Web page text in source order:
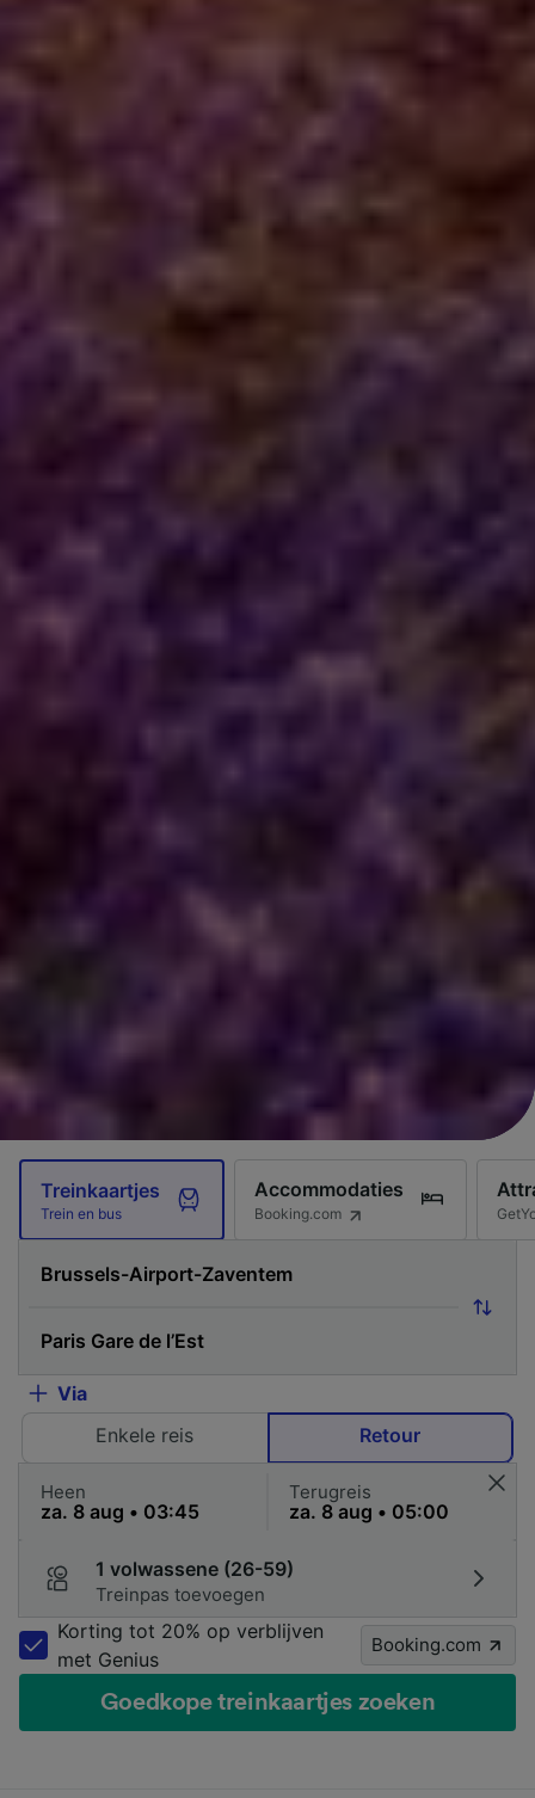
Treinkaartjes
Trein en bus
Accommodaties
Booking.com
Via
Enkele reis
Retour
Heen Terugreis
1 volwassene (26-59)
Treinpas toevoegen
Korting tot 20% op verblijven
met Genius
Booking.com
Goedkope treinkaartjes zoeken